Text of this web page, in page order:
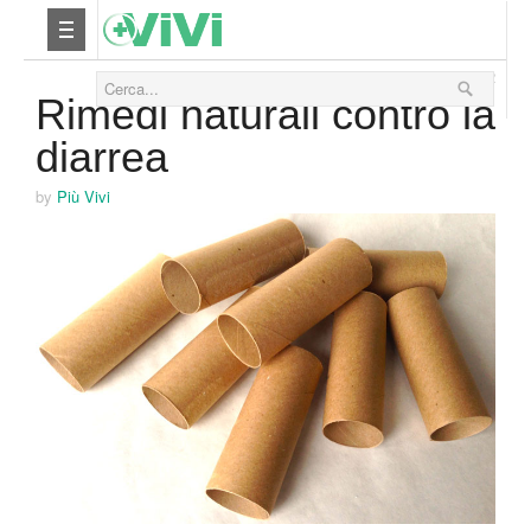
Salute
Bellezza
Fitness
Relax
27 Agosto 2012
Rimedi naturali contro la
diarrea
by Più Vivi